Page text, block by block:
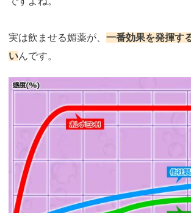
実は飲ませる媚薬が、 一番効果を発揮す
いんです。